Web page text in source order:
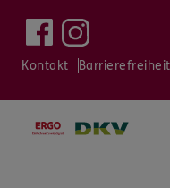
Kontakt Barrierefreiheit